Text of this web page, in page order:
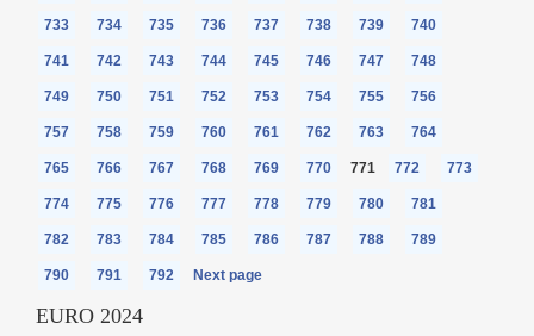
733 734 735 736 737 738 739 740
741 742 743 744 745 746 747 748
749 750 751 752 753 754 755 756
757 758 759 760 761 762 763 764
765 766 767 768 769 770 771 772 773
774 775 776 777 778 779 780 781
782 783 784 785 786 787 788 789
790 791 792 Next page
EURO 2024